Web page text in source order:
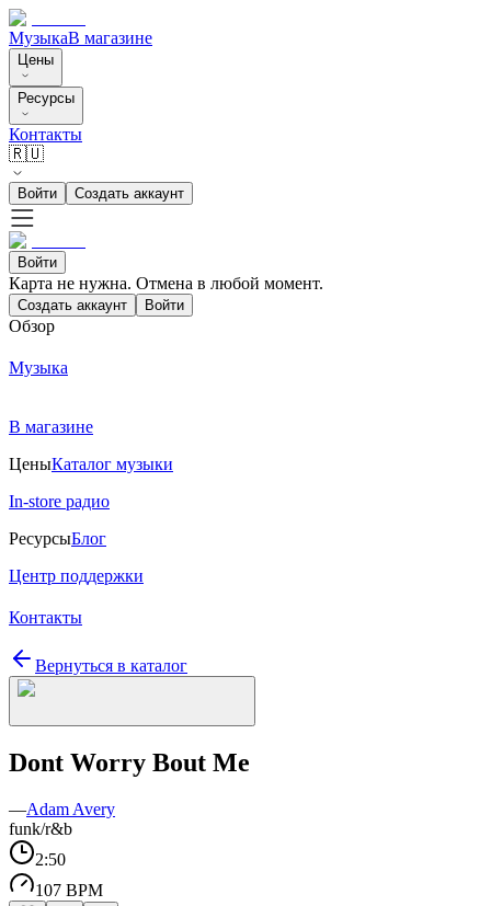
МузыкаВ магазине
Цены
Ресурсы
Контакты
🇷🇺
Войти Создать аккаунт
Войти
Карта не нужна. Отмена в любой момент.
Создать аккаунт Войти
Обзор
Музыка
В магазине
ЦеныКаталог музыки
In-store радио
РесурсыБлог
Центр поддержки
Контакты
Вернуться в каталог
Dont Worry Bout Me
—Adam Avery
funk/r&b
2:50
107 BPM